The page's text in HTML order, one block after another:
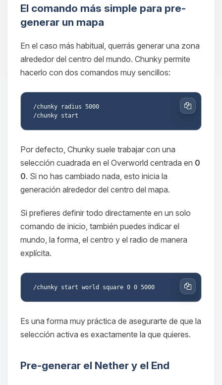
El comando más simple para pre-
generar un mapa
En el caso más habitual, querrás generar una zona
alrededor del centro del mundo. Chunky permite
hacerlo con dos comandos muy sencillos:
/chunky radius 5000
Copiar
Por defecto, Chunky suele trabajar con una
selección cuadrada en el Overworld centrada en 0
0. Si no has cambiado nada, esto inicia la
generación alrededor del centro del mapa.
Si prefieres definir todo directamente en un solo
comando de inicio, también puedes indicar el
mundo, la forma, el centro y el radio de manera
explícita.
Copiar
Es una forma muy práctica de asegurarte de que la
selección activa es exactamente la que quieres.
Pre-generar el Nether y el End